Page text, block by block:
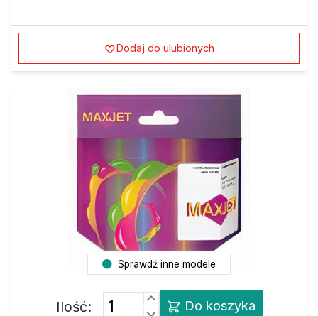
Dodaj do ulubionych
Sprawdź inne modele
Ilość: Do koszyka